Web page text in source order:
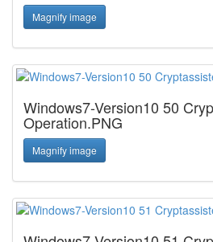
Magnify image
Windows7-Version10 50
Operation.PNG
Magnify image